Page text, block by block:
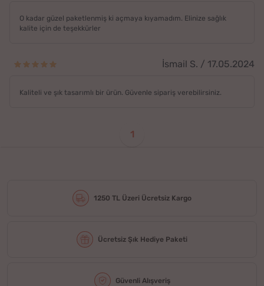
O kadar güzel paketlenmiş ki açmaya kıyamadım. Elinize sağlık
kalite için de teşekkürler
İsmail S. / 17.05.2024
Kaliteli ve şık tasarımlı bir ürün. Güvenle sipariş verebilirsiniz.
1
1250 TL Üzeri Ücretsiz Kargo
Ücretsiz Şık Hediye Paketi
Güvenli Alışveriş